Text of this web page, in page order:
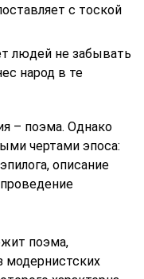
с тоской
людей не забывать
народ в те
– поэма. Однако
чертами эпоса:
описание
поэма,
модернистских